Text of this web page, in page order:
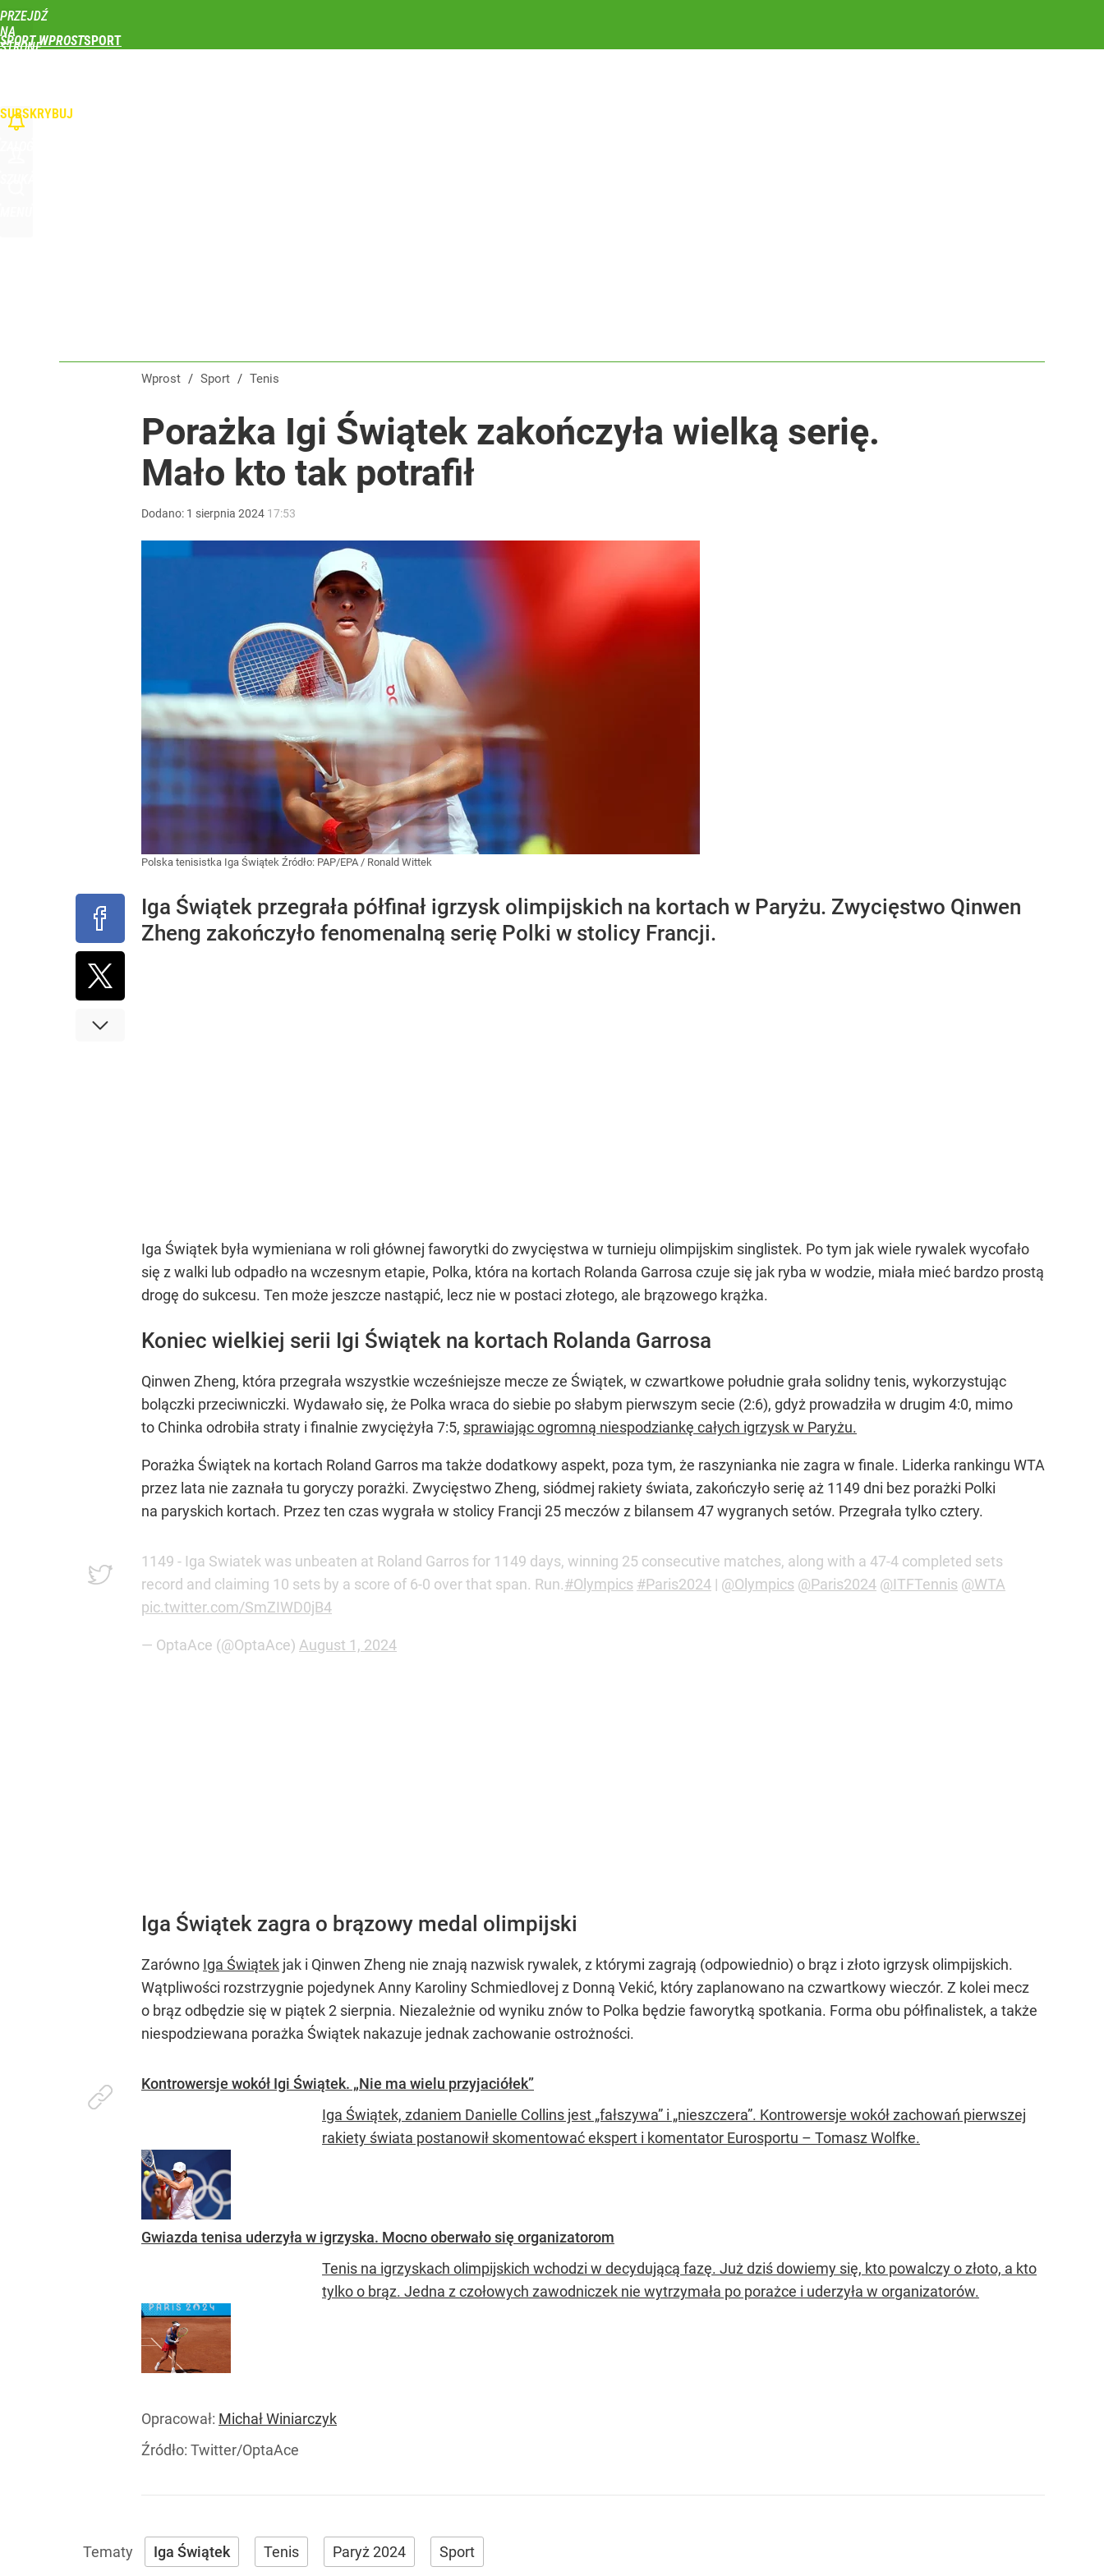
PRZEJDŹ
NA
STRONĘ
SPORT WPROST
SUBSKRYBUJ
Wprost / Sport / Tenis
Porażka Igi Świątek zakończyła wielką serię.
Mało kto tak potrafił
Dodano: 1 sierpnia 2024 17:53
Polska tenisistka Iga Świątek Źródło: PAP/EPA / Ronald Wittek
Iga Świątek przegrała półfinał igrzysk olimpijskich na kortach w Paryżu. Zwycięstwo Qinwen
Zheng zakończyło fenomenalną serię Polki w stolicy Francji.
Iga Świątek była wymieniana w roli głównej faworytki do zwycięstwa w turnieju olimpijskim singlistek. Po tym jak wiele rywalek wycofało
się z walki lub odpadło na wczesnym etapie, Polka, która na kortach Rolanda Garrosa czuje się jak ryba w wodzie, miała mieć bardzo prostą
drogę do sukcesu. Ten może jeszcze nastąpić, lecz nie w postaci złotego, ale brązowego krążka.
Koniec wielkiej serii Igi Świątek na kortach Rolanda Garrosa
Qinwen Zheng, która przegrała wszystkie wcześniejsze mecze ze Świątek, w czwartkowe południe grała solidny tenis, wykorzystując
bolączki przeciwniczki. Wydawało się, że Polka wraca do siebie po słabym pierwszym secie (2:6), gdyż prowadziła w drugim 4:0, mimo
to Chinka odrobiła straty i finalnie zwyciężyła 7:5, sprawiając ogromną niespodziankę całych igrzysk w Paryżu.
Porażka Świątek na kortach Roland Garros ma także dodatkowy aspekt, poza tym, że raszynianka nie zagra w finale. Liderka rankingu WTA
przez lata nie zaznała tu goryczy porażki. Zwycięstwo Zheng, siódmej rakiety świata, zakończyło serię aż 1149 dni bez porażki Polki
na paryskich kortach. Przez ten czas wygrała w stolicy Francji 25 meczów z bilansem 47 wygranych setów. Przegrała tylko cztery.
1149 - Iga Swiatek was unbeaten at Roland Garros for 1149 days, winning 25 consecutive matches, along with a 47-4 completed sets
record and claiming 10 sets by a score of 6-0 over that span. Run.#Olympics #Paris2024 | @Olympics @Paris2024 @ITFTennis @WTA
pic.twitter.com/SmZIWD0jB4
— OptaAce (@OptaAce) August 1, 2024
Iga Świątek zagra o brązowy medal olimpijski
Zarówno Iga Świątek jak i Qinwen Zheng nie znają nazwisk rywalek, z którymi zagrają (odpowiednio) o brąz i złoto igrzysk olimpijskich.
Wątpliwości rozstrzygnie pojedynek Anny Karoliny Schmiedlovej z Donną Vekić, który zaplanowano na czwartkowy wieczór. Z kolei mecz
o brąz odbędzie się w piątek 2 sierpnia. Niezależnie od wyniku znów to Polka będzie faworytką spotkania. Forma obu półfinalistek, a także
niespodziewana porażka Świątek nakazuje jednak zachowanie ostrożności.
Kontrowersje wokół Igi Świątek. „Nie ma wielu przyjaciółek”
Iga Świątek, zdaniem Danielle Collins jest „fałszywa” i „nieszczera”. Kontrowersje wokół zachowań pierwszej
rakiety świata postanowił skomentować ekspert i komentator Eurosportu – Tomasz Wolfke.
Gwiazda tenisa uderzyła w igrzyska. Mocno oberwało się organizatorom
Tenis na igrzyskach olimpijskich wchodzi w decydującą fazę. Już dziś dowiemy się, kto powalczy o złoto, a kto
tylko o brąz. Jedna z czołowych zawodniczek nie wytrzymała po porażce i uderzyła w organizatorów.
Opracował: Michał Winiarczyk
Źródło: Twitter/OptaAce
Iga Świątek Tenis Paryż 2024 Sport